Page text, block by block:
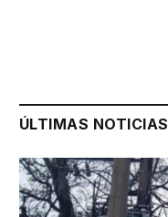
ÚLTIMAS NOTICIAS